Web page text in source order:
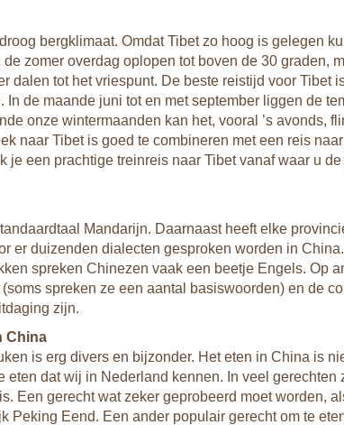
bergklimaat. Omdat Tibet zo hoog is gelegen
zomer overdag oplopen tot boven de 30 graden,
dalen tot het vriespunt. De beste reistijd voor Tibet
In de maande juni tot en met september liggen de
onze wintermaanden kan het, vooral ’s avonds,
naar Tibet is goed te combineren met een reis
je een prachtige treinreis naar Tibet vanaf waar u
Mandarijn. Daarnaast heeft elke
er duizenden dialecten gesproken worden in
spreken Chinezen vaak een beetje Engels. Op
spreken ze een aantal basiswoorden) en de
zijn.
China
is erg divers en bijzonder. Het eten in China is
eten dat wij in Nederland kennen. In veel gerechten
Een gerecht wat zeker geprobeerd moet worden,
Peking Eend. Een ander populair gerecht om te